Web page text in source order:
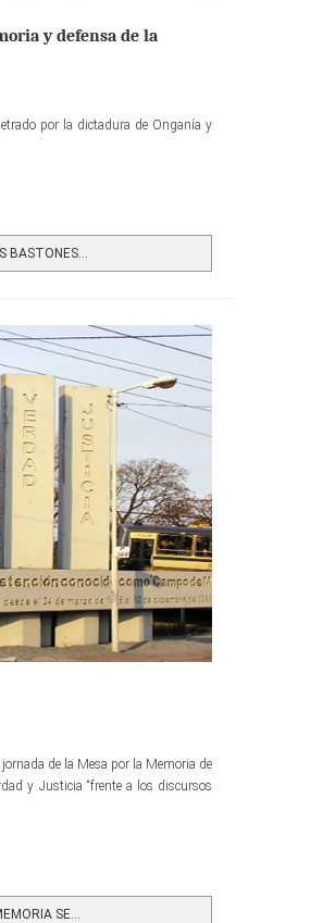
y defensa de la
por la dictadura de Onganía y
BASTONES...
de la Mesa por la Memoria de
y Justicia “frente a los discursos
SE...